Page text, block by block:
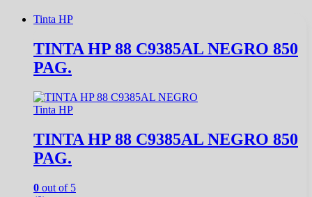
Tinta HP
TINTA HP 88 C9385AL NEGRO 850
PAG.
Tinta HP
TINTA HP 88 C9385AL NEGRO 850
PAG.
0 out of 5